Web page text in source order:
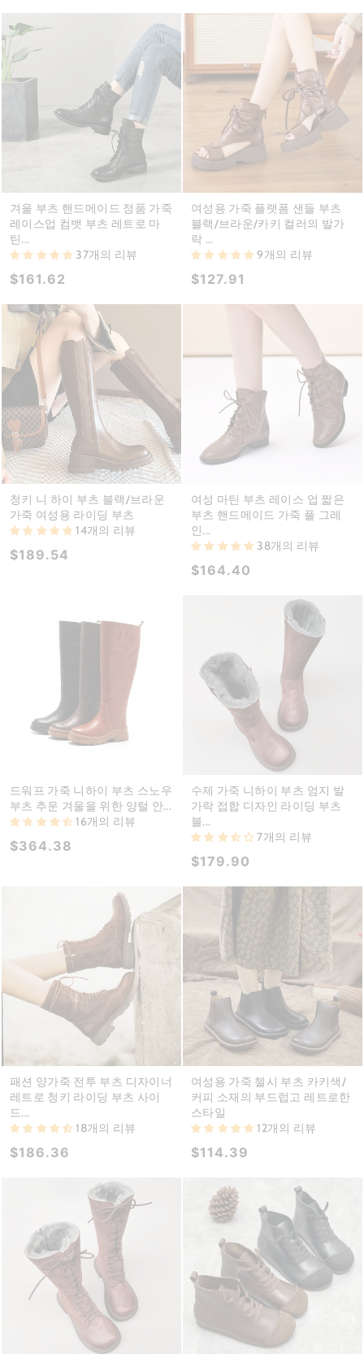
겨울 부츠 핸드메이드 정품 가죽
레이스업 컴뱃 부츠 레트로 마
틴...
37개의 리뷰
$161.62
여성용 가죽 플랫폼 샌들 부츠
블랙/브라운/카키 컬러의 발가
락 ...
9개의 리뷰
$127.91
청키 니 하이 부츠 블랙/브라운
가죽 여성용 라이딩 부츠
14개의 리뷰
$189.54
여성 마틴 부츠 레이스 업 짧은
부츠 핸드메이드 가죽 풀 그레
인...
38개의 리뷰
$164.40
드워프 가죽 니하이 부츠 스노우
부츠 추운 겨울을 위한 양털 안...
16개의 리뷰
$364.38
수제 가죽 니하이 부츠 엄지 발
가락 접합 디자인 라이딩 부츠
블...
7개의 리뷰
$179.90
패션 양가죽 전투 부츠 디자이너
레트로 청키 라이딩 부츠 사이
드...
18개의 리뷰
$186.36
여성용 가죽 첼시 부츠 카키색/
커피 소재의 부드럽고 레트로한
스타일
12개의 리뷰
$114.39